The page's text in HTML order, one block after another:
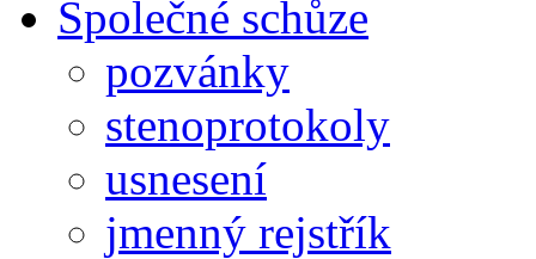
Společné schůze
pozvánky
stenoprotokoly
usnesení
jmenný rejstřík